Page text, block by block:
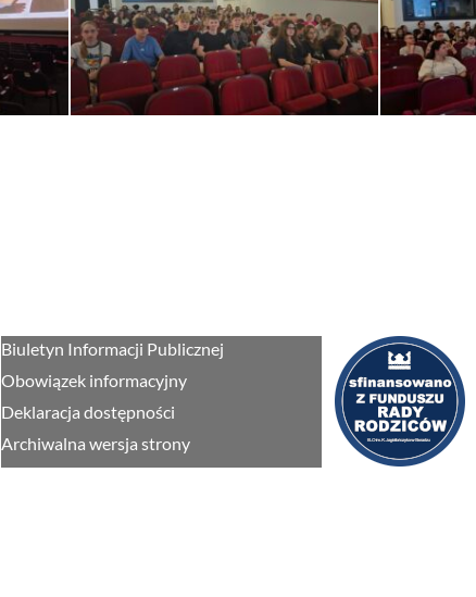
Biuletyn Informacji Publicznej
Obowiązek informacyjny
Deklaracja dostępności
Archiwalna wersja strony